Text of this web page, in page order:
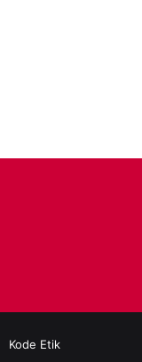
Kode Etik